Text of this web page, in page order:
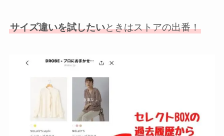
サイズ違いを試したいときはストアの出番！